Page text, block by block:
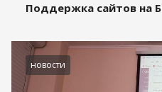
Поддержка сайтов на
новости